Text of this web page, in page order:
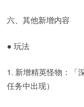
六、其他新增内容
● 玩法
1. 新增精英怪物：「
任务中出现）